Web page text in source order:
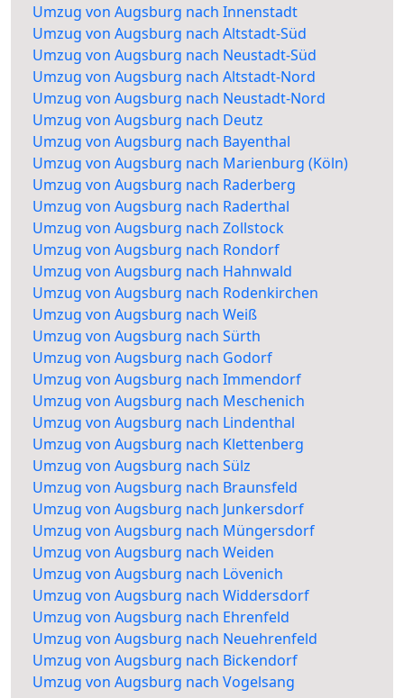
Umzug von Augsburg nach Innenstadt
Umzug von Augsburg nach Altstadt-Süd
Umzug von Augsburg nach Neustadt-Süd
Umzug von Augsburg nach Altstadt-Nord
Umzug von Augsburg nach Neustadt-Nord
Umzug von Augsburg nach Deutz
Umzug von Augsburg nach Bayenthal
Umzug von Augsburg nach Marienburg (Köln)
Umzug von Augsburg nach Raderberg
Umzug von Augsburg nach Raderthal
Umzug von Augsburg nach Zollstock
Umzug von Augsburg nach Rondorf
Umzug von Augsburg nach Hahnwald
Umzug von Augsburg nach Rodenkirchen
Umzug von Augsburg nach Weiß
Umzug von Augsburg nach Sürth
Umzug von Augsburg nach Godorf
Umzug von Augsburg nach Immendorf
Umzug von Augsburg nach Meschenich
Umzug von Augsburg nach Lindenthal
Umzug von Augsburg nach Klettenberg
Umzug von Augsburg nach Sülz
Umzug von Augsburg nach Braunsfeld
Umzug von Augsburg nach Junkersdorf
Umzug von Augsburg nach Müngersdorf
Umzug von Augsburg nach Weiden
Umzug von Augsburg nach Lövenich
Umzug von Augsburg nach Widdersdorf
Umzug von Augsburg nach Ehrenfeld
Umzug von Augsburg nach Neuehrenfeld
Umzug von Augsburg nach Bickendorf
Umzug von Augsburg nach Vogelsang